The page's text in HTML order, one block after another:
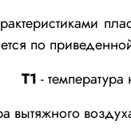
по
Т1 -
вытяжного